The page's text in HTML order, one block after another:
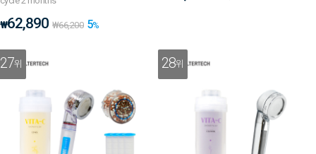
₩62,890 ₩66,200 5%
27위 28위